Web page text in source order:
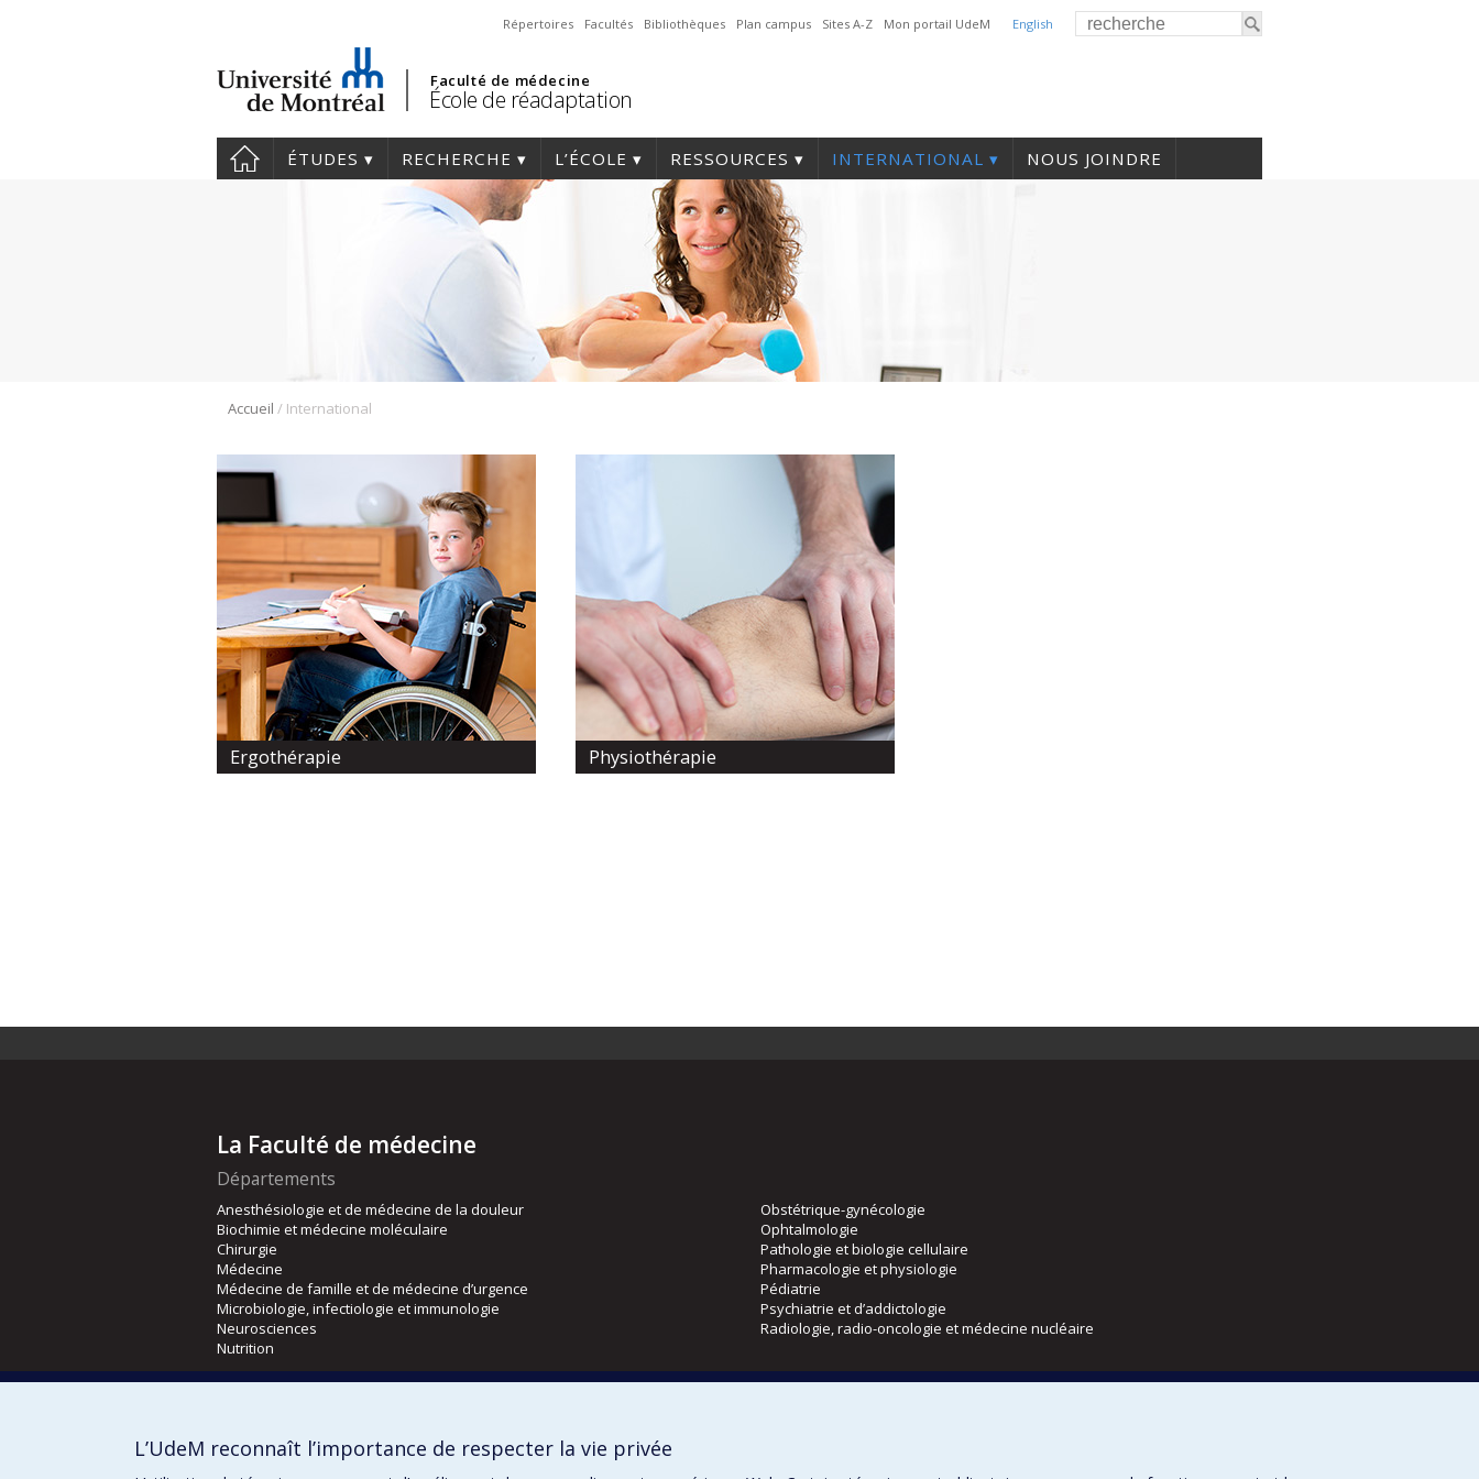
English
Répertoires Facultés Bibliothèques Plan campus Sites A-Z Mon portail UdeM
Faculté de médecine
École de réadaptation
ÉTUDES RECHERCHE L’ÉCOLE RESSOURCES INTERNATIONAL NOUS JOINDRE
Accueil / International
Ergothérapie Physiothérapie
La Faculté de médecine
Départements
Anesthésiologie et de médecine de la douleur
Biochimie et médecine moléculaire
Chirurgie
Médecine
Médecine de famille et de médecine d’urgence
Microbiologie, infectiologie et immunologie
Neurosciences
Nutrition
Obstétrique-gynécologie
Ophtalmologie
Pathologie et biologie cellulaire
Pharmacologie et physiologie
Pédiatrie
Psychiatrie et d’addictologie
Radiologie, radio-oncologie et médecine nucléaire
Orthophonie et audiologie
L’UdeM reconnaît l’importance de respecter la vie privée